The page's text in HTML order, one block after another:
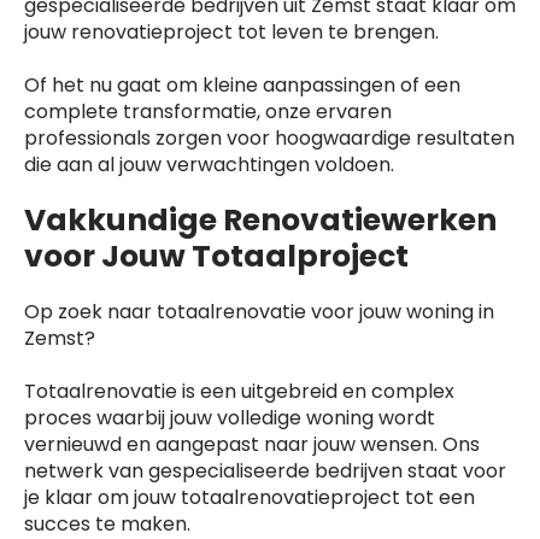
jouw renovatieproject tot leven te brengen.
Of het nu gaat om kleine aanpassingen of een
complete transformatie, onze ervaren
professionals zorgen voor hoogwaardige resultaten
die aan al jouw verwachtingen voldoen.
Vakkundige Renovatiewerken
voor Jouw Totaalproject
Op zoek naar totaalrenovatie voor jouw woning in
Zemst?
Totaalrenovatie is een uitgebreid en complex
proces waarbij jouw volledige woning wordt
vernieuwd en aangepast naar jouw wensen. Ons
netwerk van gespecialiseerde bedrijven staat voor
je klaar om jouw totaalrenovatieproject tot een
succes te maken.